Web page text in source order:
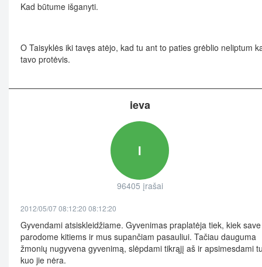
Kad būtume išganyti.
O Taisyklės iki tavęs atėjo, kad tu ant to paties grėblio neliptum
tavo protėvis.
ieva
I
96405 įrašai
2012/05/07 08:12:20 08:12:20
Gyvendami atsiskleidžiame. Gyvenimas praplatėja tiek, kiek save
parodome kitiems ir mus supančiam pasauliui. Tačiau dauguma
žmonių nugyvena gyvenimą, slėpdami tikrąjį aš ir apsimesdami
kuo jie nėra.